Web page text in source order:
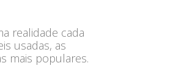
realidade cada
usadas, as
mais populares.